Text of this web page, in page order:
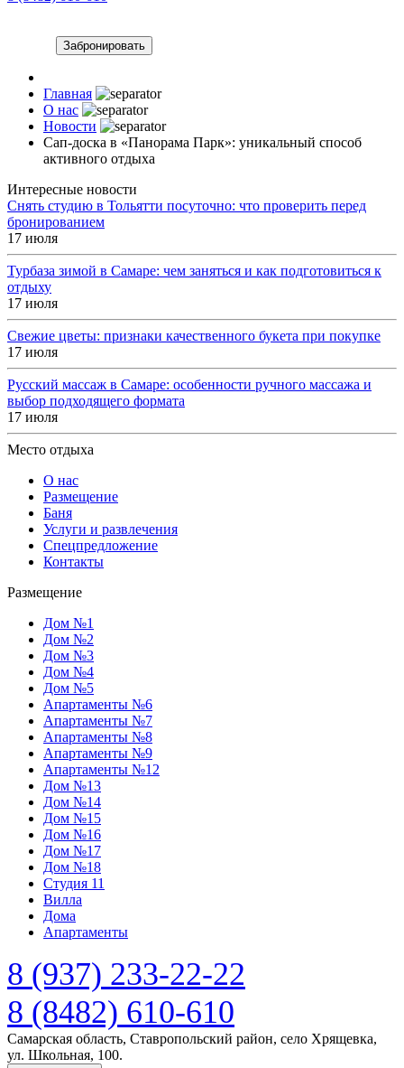
Забронировать
Главная
О нас
Новости
Сап-доска в «Панорама Парк»: уникальный способ
активного отдыха
Интересные новости
Снять студию в Тольятти посуточно: что проверить перед
бронированием
17 июля
Турбаза зимой в Самаре: чем заняться и как подготовиться к
отдыху
17 июля
Свежие цветы: признаки качественного букета при покупке
17 июля
Русский массаж в Самаре: особенности ручного массажа и
выбор подходящего формата
17 июля
Место отдыха
О нас
Размещение
Баня
Услуги и развлечения
Спецпредложение
Контакты
Размещение
Дом №1
Дом №2
Дом №3
Дом №4
Дом №5
Апартаменты №6
Апартаменты №7
Апартаменты №8
Апартаменты №9
Апартаменты №12
Дом №13
Дом №14
Дом №15
Дом №16
Дом №17
Дом №18
Студия 11
Вилла
Дома
Апартаменты
8 (937) 233-22-22
8 (8482) 610-610
Самарская область, Ставропольский район, село Хрящевка,
ул. Школьная, 100.